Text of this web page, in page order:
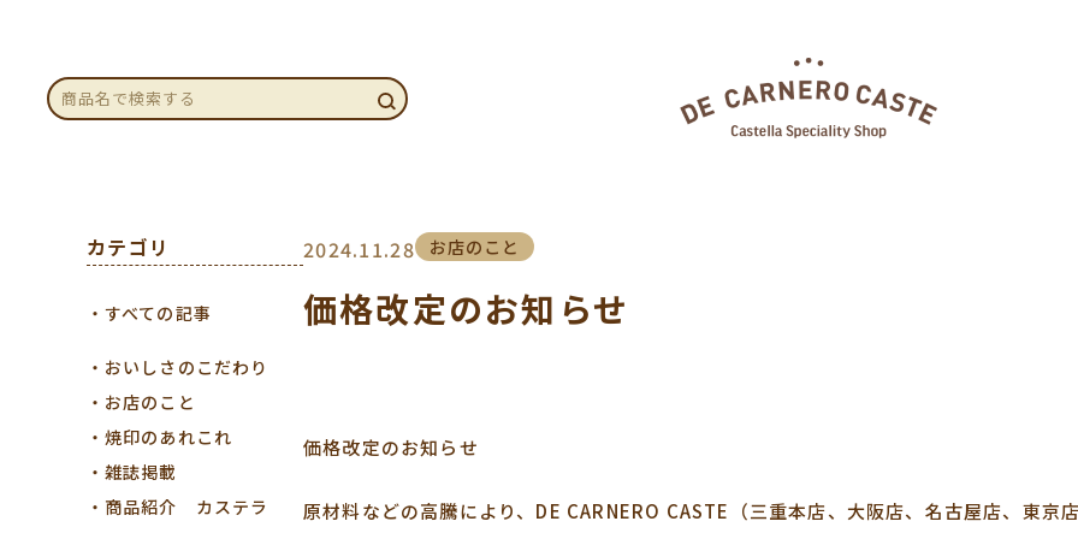
カテゴリ
すべての記事
おいしさのこだわり
お店のこと
焼印のあれこれ
雑誌掲載
商品紹介 カステラ
2024.11.28 お店のこと
価格改定のお知らせ
価格改定のお知らせ
原材料などの高騰により、DE CARNERO CASTE（三重本店、大阪店、名古屋店、東京